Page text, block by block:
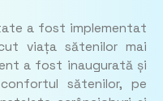
a fost implementat
viața sătenilor mai
a fost inaugurată și
sătenilor, pe